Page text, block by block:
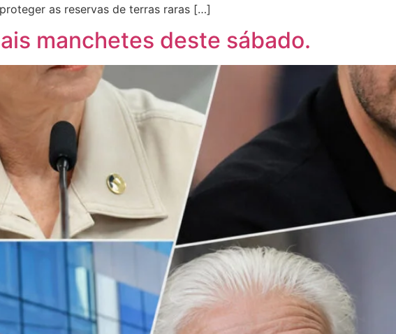
as reservas de terras raras […]
manchetes deste sábado.